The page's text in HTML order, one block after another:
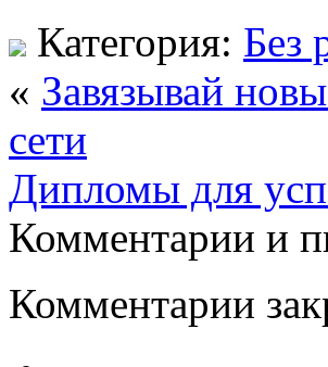
Категория: Без
« Завязывай
сети
Дипломы для
Комментарии и
Комментарии